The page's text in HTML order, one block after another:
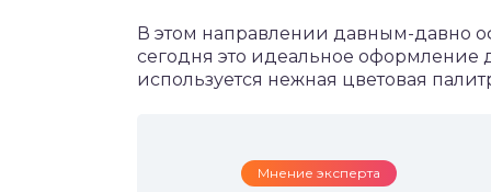
В этом направлении давным-давно
сегодня это идеальное оформление
используется нежная цветовая
Мнение эксперта